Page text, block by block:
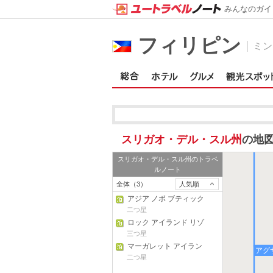
フィリピン ミ
スリガオ・デル・スル州の地図
スリガオ・デル・スル州 のトラベ
ルノート
全体（3）
人気順
アジア ノボ ブティック
ホテル - サン フランシ
スコ
二つ星
ロック アイランド リゾ
ート
三つ星
マーガレット アイラン
ド ピーク リゾート
二つ星
アグ
アグ
みんなのガ